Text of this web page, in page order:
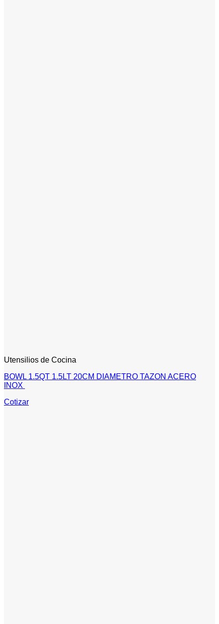
Utensilios de Cocina
BOWL 1.5QT 1.5LT 20CM DIAMETRO TAZON ACERO
INOX
Cotizar